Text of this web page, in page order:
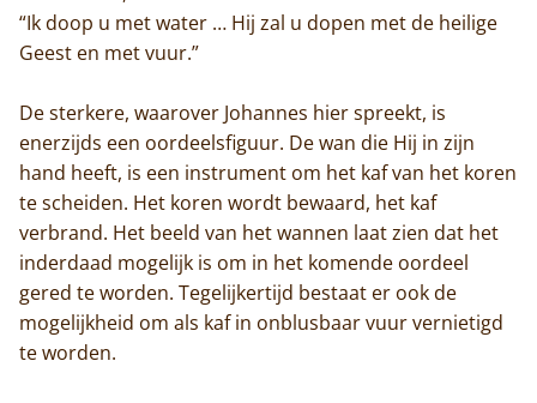
Home
Trappisten
“Ik doop u met water … Hij zal u dopen met de heilige
Geest en met vuur.”
De sterkere, waarover Johannes hier spreekt, is
enerzijds een oordeelsfiguur. De wan die Hij in zijn
hand heeft, is een instrument om het kaf van het koren
te scheiden. Het koren wordt bewaard, het kaf
verbrand. Het beeld van het wannen laat zien dat het
inderdaad mogelijk is om in het komende oordeel
gered te worden. Tegelijkertijd bestaat er ook de
mogelijkheid om als kaf in onblusbaar vuur vernietigd
te worden.